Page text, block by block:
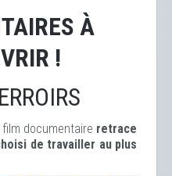
À
!
film documentaire retrace
de travailler au plus